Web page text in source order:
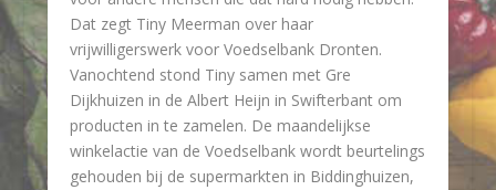
Dat zegt Tiny Meerman over haar
vrijwilligerswerk voor Voedselbank Dronten.
Vanochtend stond Tiny samen met Gre
Dijkhuizen in de Albert Heijn in Swifterbant om
producten in te zamelen. De maandelijkse
winkelactie van de Voedselbank wordt beurtelings
gehouden bij de supermarkten in Biddinghuizen,